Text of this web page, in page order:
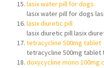
lasix water pill for dogs
lasix water pill for dogs
lasix diuretic pill
lasix diuretic pill lasix
tetracycline 500mg tablet
tetracycline 500mg
doxycycline mono 100mg